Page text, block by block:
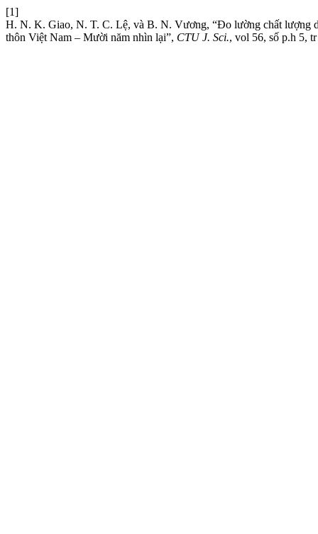
[1]
H. N. K. Giao, N. T. C. Lệ, và B. N. Vương, “Đo lường chất lượng
thôn Việt Nam – Mười năm nhìn lại”, CTU J. Sci., vol 56, số p.h 5,